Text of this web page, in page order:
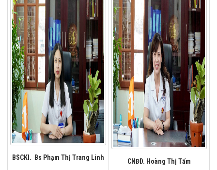
BSCKI. Bs Phạm Thị Trang Linh CNĐD. Hoàng Thị Tấm